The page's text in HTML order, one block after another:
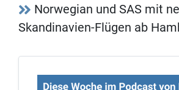
Norwegian und SAS mit
Skandinavien-Flügen ab